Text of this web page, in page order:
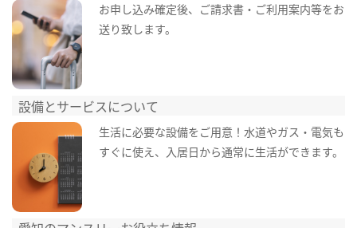
お申し込み確定後、ご請求書・ご利用案内等をお
送り致します。
設備とサービスについて
生活に必要な設備をご用意！水道やガス・電気も
すぐに使え、入居日から通常に生活ができます。